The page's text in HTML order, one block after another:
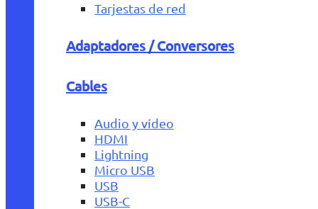
Tarjestas de red
Adaptadores / Conversores
Cables
Audio y vídeo
HDMI
Lightning
Micro USB
USB
USB-C